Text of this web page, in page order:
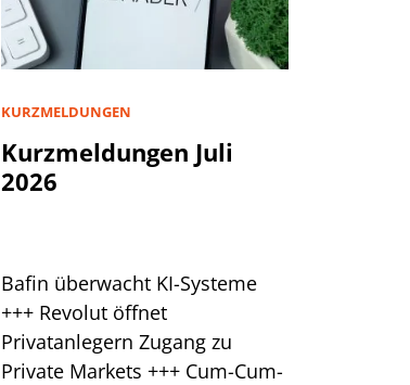
KURZMELDUNGEN
Kurzmeldungen Juli
2026
Bafin überwacht KI-Systeme
+++ Revolut öffnet
Privatanlegern Zugang zu
Private Markets +++ Cum-Cum-